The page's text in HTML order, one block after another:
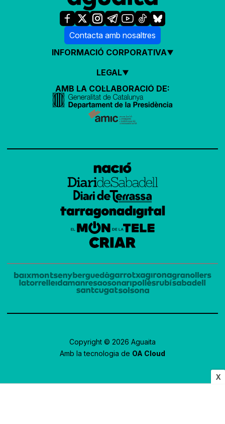
X
Contacta amb nosaltres
INFORMACIÓ CORPORATIVA
LEGAL
AMB LA COL·LABORACIÓ DE:
Copyright © 2026 Aguaita
Amb la tecnologia de OA Cloud